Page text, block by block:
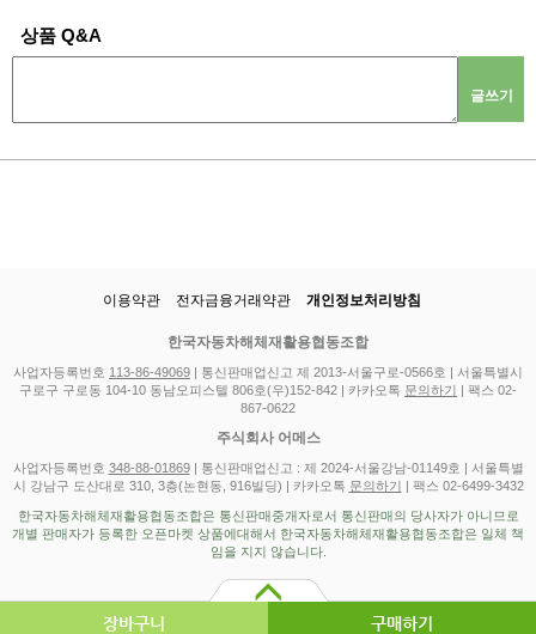
상품 Q&A
글쓰기
장바구니 구매하기
이용약관 전자금융거래약관 개인정보처리방침
한국자동차해체재활용협동조합
사업자등록번호 113-86-49069 | 통신판매업신고 제 2013-서울구로-0566호 | 서울특별시
구로구 구로동 104-10 동남오피스텔 806호(우)152-842 | 카카오톡 문의하기 | 팩스 02-
867-0622
주식회사 어메스
사업자등록번호 348-88-01869| 통신판매업신고 : 제 2024-서울강남-01149호 | 서울특별
시 강남구 도산대로 310, 3층(논현동, 916빌딩) | 카카오톡 문의하기 | 팩스 02-6499-3432
한국자동차해체재활용협동조합은 통신판매중개자로서 통신판매의 당사자가 아니므로
개별 판매자가 등록한 오픈마켓 상품에대해서 한국자동차해체재활용협동조합은 일체 책
임을 지지 않습니다.